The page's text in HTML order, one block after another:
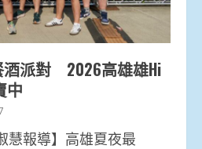
酒派對 2026高雄雄Hi
中
慧報導】高雄夏夜最